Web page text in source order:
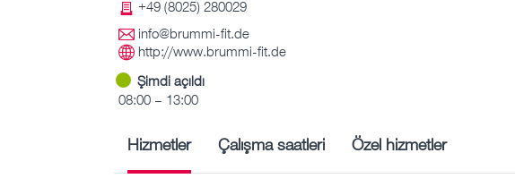
+49 (8025) 280029
info@brummi-fit.de
http://www.brummi-fit.de
Şimdi açıldı
08:00 – 13:00
Hizmetler Çalışma saatleri Özel hizmetler